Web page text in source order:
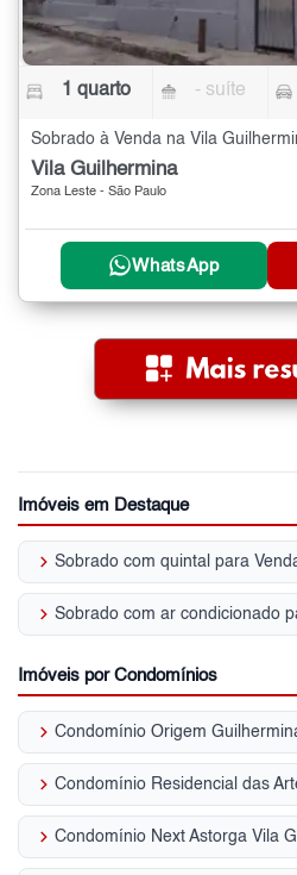
1 quarto - suíte
Sobrado à Venda na Vila
Vila Guilhermina
Zona Leste - São Paulo
WhatsApp
Imóveis em Destaque
keyboard_arrow_right Sobrado com quintal para
keyboard_arrow_right
Imóveis por Condomínios
keyboard_arrow_right Condomínio Origem
keyboard_arrow_right Condomínio Residencial das
keyboard_arrow_right Condomínio Next Astorga Vila